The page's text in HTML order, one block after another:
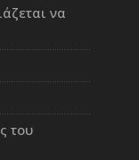
να
του